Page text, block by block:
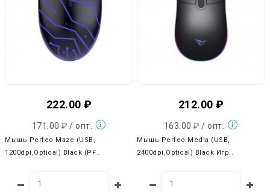
222.00 ₽
171.00 ₽ / опт.
Мышь Perfeo Maze (USB,
1200dpi,Optical) Black (PF..
212.00 ₽
163.00 ₽ / опт.
Мышь Perfeo Media (USB,
2400dpi,Optical) Black Игр..